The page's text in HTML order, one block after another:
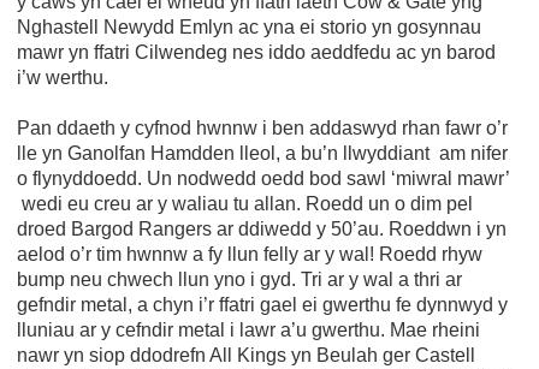
Nghastell Newydd Emlyn ac yna ei storio yn gosynnau
mawr yn ffatri Cilwendeg nes iddo aeddfedu ac yn barod
i’w werthu.
Pan ddaeth y cyfnod hwnnw i ben addaswyd rhan fawr o’r
lle yn Ganolfan Hamdden lleol, a bu’n llwyddiant am nifer
o flynyddoedd. Un nodwedd oedd bod sawl ‘miwral mawr’
wedi eu creu ar y waliau tu allan. Roedd un o dim pel
droed Bargod Rangers ar ddiwedd y 50’au. Roeddwn i yn
aelod o’r tim hwnnw a fy llun felly ar y wal! Roedd rhyw
bump neu chwech llun yno i gyd. Tri ar y wal a thri ar
gefndir metal, a chyn i’r ffatri gael ei gwerthu fe dynnwyd y
lluniau ar y cefndir metal i lawr a’u gwerthu. Mae rheini
nawr yn siop ddodrefn All Kings yn Beulah ger Castell